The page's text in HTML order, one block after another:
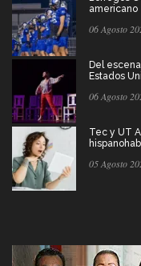
americano
06 Agosto
Del
Estados
06 Agosto
Tec y UT
05 Agosto